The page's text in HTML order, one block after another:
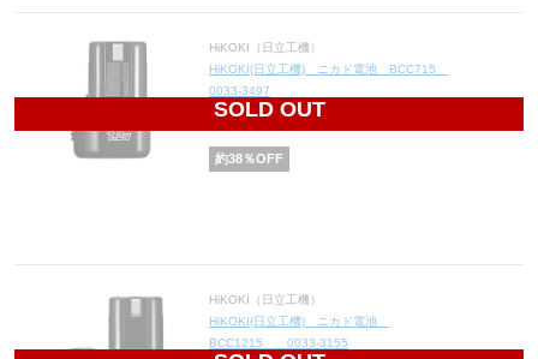
SOLD OUT
HiKOKI（日立工機）
HiKOKI(日立工機) ニカド電池 BCC715
0033-3497
3,472
約38％OFF
HiKOKI（日立工機）
HiKOKI(日立工機) ニカド電池
BCC1215 0033-3155